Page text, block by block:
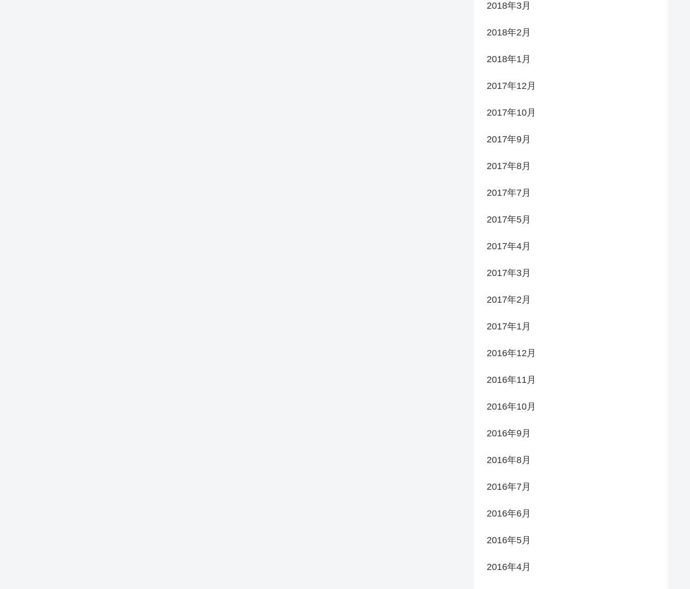
2018年3月
2018年2月
2018年1月
2017年12月
2017年10月
2017年9月
2017年8月
2017年7月
2017年5月
2017年4月
2017年3月
2017年2月
2017年1月
2016年12月
2016年11月
2016年10月
2016年9月
2016年8月
2016年7月
2016年6月
2016年5月
2016年4月